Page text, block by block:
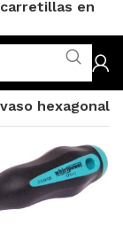
hexagonal
en